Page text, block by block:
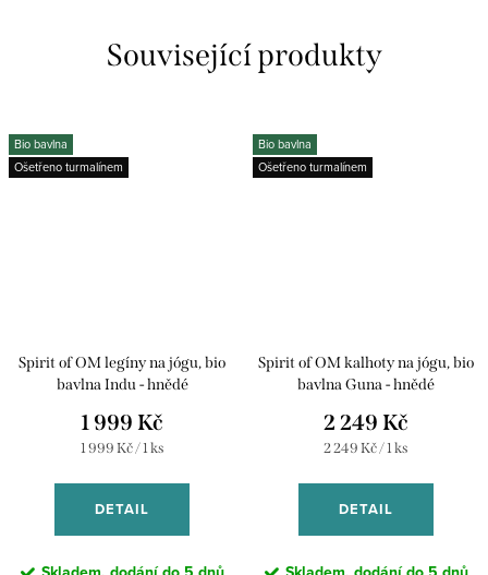
Související produkty
Bio bavlna
Ošetřeno turmalínem
Spirit of OM legíny na jógu, bio
bavlna Indu - hnědé
1 999 Kč
Měrná
1 999 Kč / 1 ks
DETAIL
Bio bavlna
Ošetřeno turmalínem
Spirit of OM kalhoty na jógu, bio
bavlna Guna - hnědé
2 249 Kč
Měrná
2 249 Kč / 1 ks
DETAIL